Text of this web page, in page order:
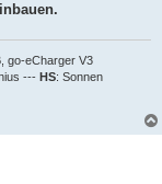
go-eCharger V3
--- HS: Sonnen